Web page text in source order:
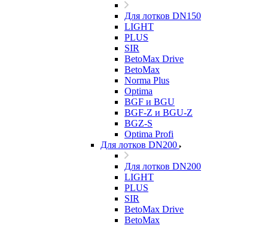
Для лотков DN150
LIGHT
PLUS
SIR
BetoMax Drive
BetoMax
Norma Plus
Optima
BGF и BGU
BGF-Z и BGU-Z
BGZ-S
Optima Profi
Для лотков DN200
Для лотков DN200
LIGHT
PLUS
SIR
BetoMax Drive
BetoMax